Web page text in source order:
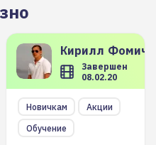
Кирилл
Завершен
08.02.20
Новичкам
Акции
Обучение